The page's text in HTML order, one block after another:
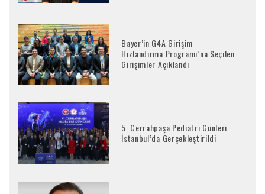
Bayer’in G4A Girişim
Hızlandırma Programı’na Seçilen
Girişimler Açıklandı
5. Cerrahpaşa Pediatri Günleri
İstanbul’da Gerçekleştirildi